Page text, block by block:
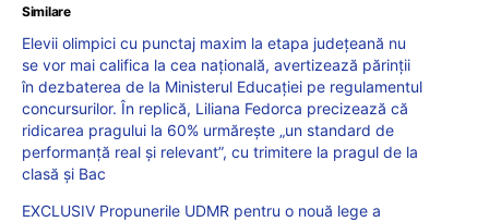
Similare
Elevii olimpici cu punctaj maxim la etapa județeană nu
se vor mai califica la cea națională, avertizează părinții
în dezbaterea de la Ministerul Educației pe regulamentul
concursurilor. În replică, Liliana Fedorca precizează că
ridicarea pragului la 60% urmărește „un standard de
performanță real și relevant”, cu trimitere la pragul de la
clasă și Bac
EXCLUSIV Propunerile UDMR pentru o nouă lege a